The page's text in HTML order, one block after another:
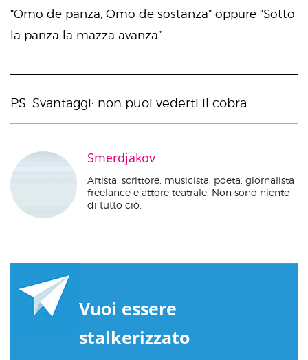
“Omo de panza, Omo de sostanza” oppure “Sotto
la panza la mazza avanza”.
PS. Svantaggi: non puoi vederti il cobra.
Smerdjakov
Artista, scrittore, musicista, poeta, giornalista
freelance e attore teatrale. Non sono niente
di tutto ciò.
Vuoi essere
stalkerizzato